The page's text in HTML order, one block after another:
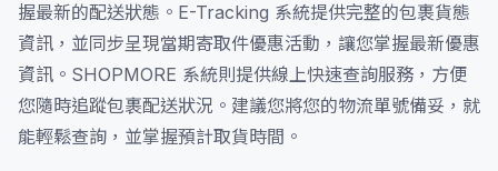
握最新的配送狀態。E-Tracking 系統提供完整的包裹貨態
資訊，並同步呈現當期寄取件優惠活動，讓您掌握最新優惠
資訊。SHOPMORE 系統則提供線上快速查詢服務，方便
您隨時追蹤包裹配送狀況。建議您將您的物流單號備妥，就
能輕鬆查詢，並掌握預計取貨時間。